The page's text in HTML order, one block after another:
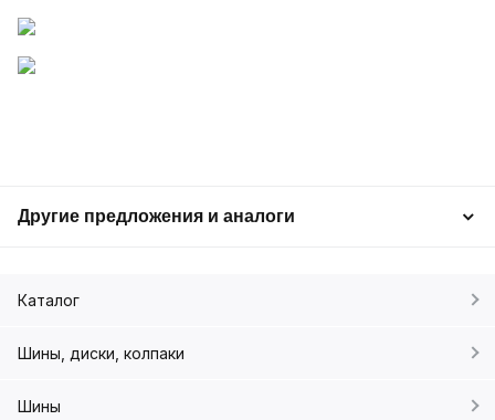
Другие предложения и аналоги
Каталог
Шины, диски, колпаки
Шины